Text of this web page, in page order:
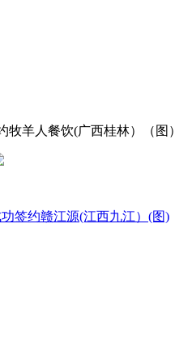
牧羊人餐饮(广西桂林）（图）
签约赣江源(江西九江）(图)